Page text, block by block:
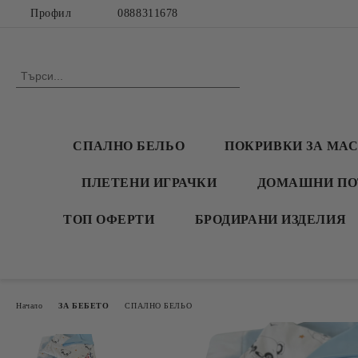
Профил 0888311678
СПАЛНО БЕЛЬО ПОКРИВКИ ЗА
ПЛЕТЕНИ ИГРАЧКИ ДОМАШНИ
ТОП ОФЕРТИ БРОДИРАНИ ИЗДЕЛИЯ
Начало ЗА БЕБЕТО СПАЛНО БЕЛЬО